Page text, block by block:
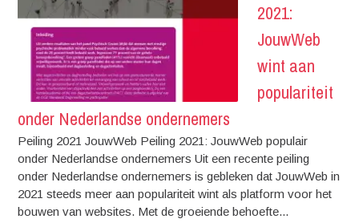
2021:
JouwWeb
wint aan
populariteit
onder Nederlandse ondernemers
Peiling 2021 JouwWeb Peiling 2021: JouwWeb populair
onder Nederlandse ondernemers Uit een recente peiling
onder Nederlandse ondernemers is gebleken dat JouwWeb in
2021 steeds meer aan populariteit wint als platform voor het
bouwen van websites. Met de groeiende behoefte...